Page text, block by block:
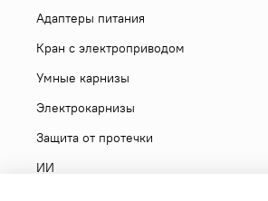
Адаптеры питания
Кран с электроприводом
Умные карнизы
Электрокарнизы
Защита от протечки
ИИ